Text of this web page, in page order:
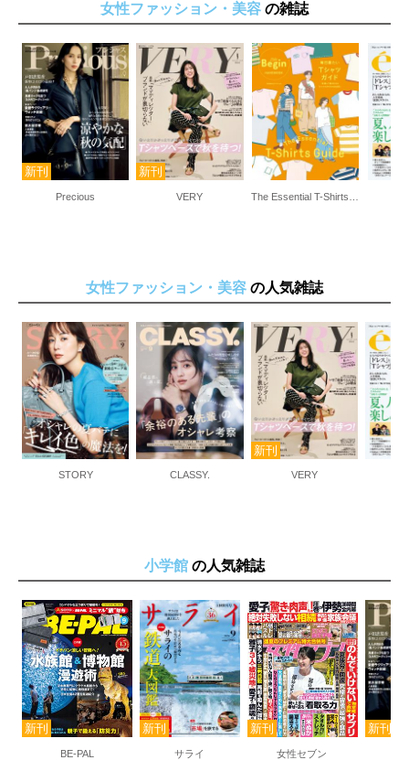
女性ファッション・美容 の雑誌
Precious VERY
女性ファッション・美容 の人気雑誌
STORY CLASSY. VERY
小学館 の人気雑誌
BE-PAL サライ 女性セブン